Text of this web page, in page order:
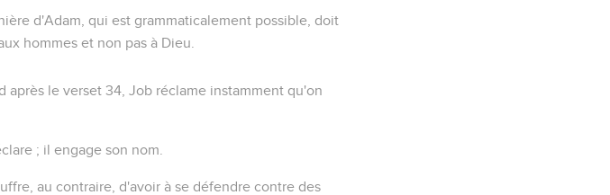
d'Adam , qui est grammaticalement possible, doit
hommes et non pas à Dieu.
le verset 34, Job réclame instamment qu'on
; il engage son nom.
au contraire, d'avoir à se défendre contre des